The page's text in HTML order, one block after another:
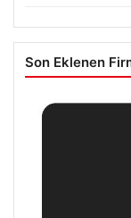
Son Eklenen